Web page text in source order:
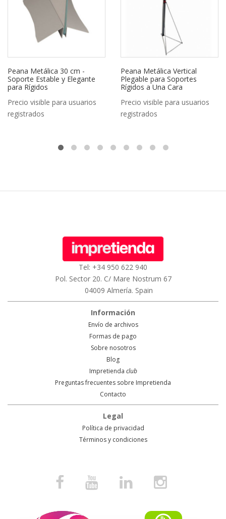
Peana Metálica 30 cm -
Soporte Estable y Elegante
para Rígidos
Precio visible para usuarios
registrados
Peana Metálica Vertical
Plegable para Soportes
Rígidos a Una Cara
Precio visible para usuarios
registrados
Tel: +34 950 622 940
Pol. Sector 20. C/ Mare Nostrum 67
04009 Almería. Spain
Información
Envío de archivos
Formas de pago
Sobre nosotros
Blog
Impretienda club
Preguntas frecuentes sobre Impretienda
Contacto
Legal
Política de privacidad
Términos y condiciones